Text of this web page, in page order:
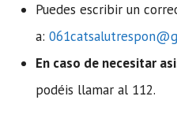
Puedes escribir un
a:
En caso de necesitar
podéis llamar al 112.